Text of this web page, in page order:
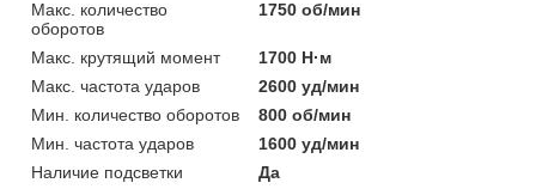
Макс. количество
оборотов
1750 об/мин
Макс. крутящий момент
1700 Н·м
Макс. частота ударов
2600 уд/мин
Мин. количество оборотов
800 об/мин
Мин. частота ударов
1600 уд/мин
Наличие подсветки
Да